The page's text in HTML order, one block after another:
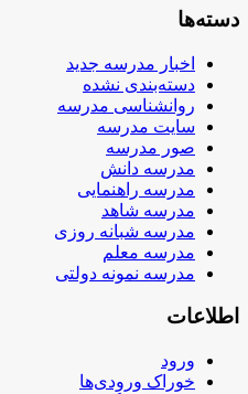
دسته‌ها
اخبار مدرسه جدید
دسته‌بندی نشده
روانشناسی مدرسه
سایت مدرسه
صور مدرسه
مدرسه دانش
مدرسه راهنمایی
مدرسه شاهد
مدرسه شبانه روزی
مدرسه معلم
مدرسه نمونه دولتی
اطلاعات
ورود
خوراک ورودی‌ها